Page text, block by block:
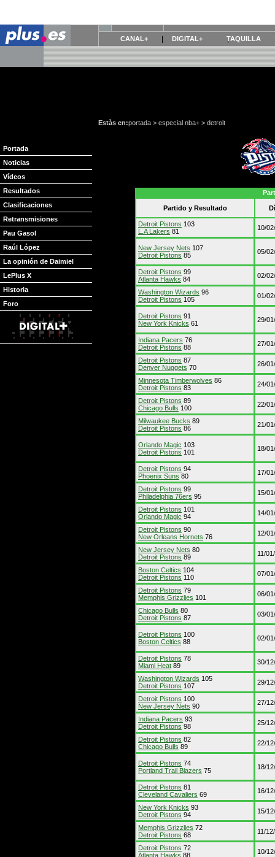
CANAL+ DIGITAL+ TAQUILLA
Portada
Noticias
Vídeos
Resultados
Clasificaciones
Retransmisiones
Pau Gasol
Raúl López
La opinión de Daimiel
LePlus X
Historia
Foro
Estàs en:portada > especial nba+ > detroit
Partido y Resultado
Detroit Pistons 103
L.A Lakers 81 10/
New Jersey Nets 107
Detroit Pistons 85 05/
Detroit Pistons 99
Atlanta Hawks 84 02/
Washington Wizards 96
Detroit Pistons 105 01/
Detroit Pistons 91
New York Knicks 61 29/
Indiana Pacers 76
Detroit Pistons 88 27/
Detroit Pistons 87
Denver Nuggets 70 26/
Minnesota Timberwolves 86
Detroit Pistons 83 24/
Detroit Pistons 89
Chicago Bulls 100 22/
Milwaukee Bucks 89
Detroit Pistons 86 21/
Orlando Magic 103
Detroit Pistons 101 18/
Detroit Pistons 94
Phoenix Suns 80 17/
Detroit Pistons 99
Philadelphia 76ers 95 15/
Detroit Pistons 101
Orlando Magic 94 14/
Detroit Pistons 90
New Orleans Hornets 76 12/
New Jersey Nets 80
Detroit Pistons 89 11/
Boston Celtics 104
Detroit Pistons 110 07/
Detroit Pistons 79
Memphis Grizzlies 101 06/
Chicago Bulls 80
Detroit Pistons 87 03/
Detroit Pistons 100
Boston Celtics 88 02/
Detroit Pistons 78
Miami Heat 89 30/
Washington Wizards 105
Detroit Pistons 107 29/
Detroit Pistons 100
New Jersey Nets 90 27/
Indiana Pacers 93
Detroit Pistons 98 25/
Detroit Pistons 82
Chicago Bulls 89 22/
Detroit Pistons 74
Portland Trail Blazers 75 18/
Detroit Pistons 81
Cleveland Cavaliers 69 16/
New York Knicks 93
Detroit Pistons 94 15/
Memphis Grizzlies 72
Detroit Pistons 68 11/
Detroit Pistons 72
Atlanta Hawks 88 10/